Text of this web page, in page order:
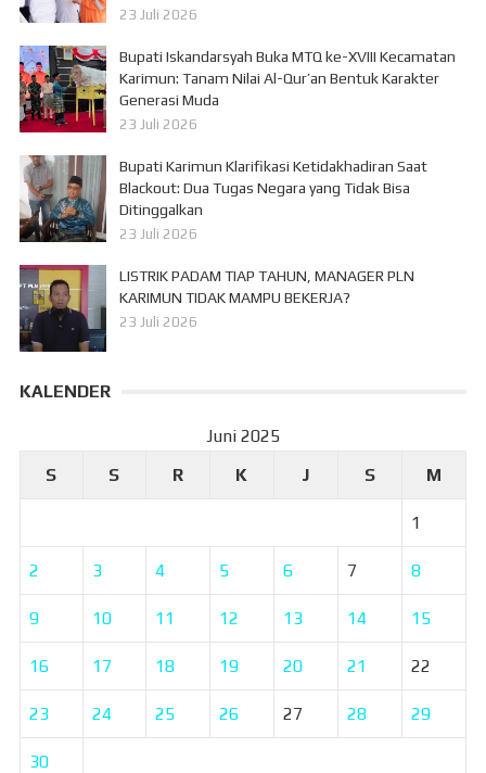
23 Juli 2026
Bupati Iskandarsyah Buka MTQ ke-XVIII Kecamatan
Karimun: Tanam Nilai Al-Qur’an Bentuk Karakter
Generasi Muda
23 Juli 2026
Bupati Karimun Klarifikasi Ketidakhadiran Saat
Blackout: Dua Tugas Negara yang Tidak Bisa
Ditinggalkan
23 Juli 2026
LISTRIK PADAM TIAP TAHUN, MANAGER PLN
KARIMUN TIDAK MAMPU BEKERJA?
23 Juli 2026
KALENDER
Juni 2025
S
S R K J S M
1
2 3 4 5 6 7 8
9 10 11 12 13 14 15
16 17 18 19 20 21 22
23 24 25 26 27 28 29
30